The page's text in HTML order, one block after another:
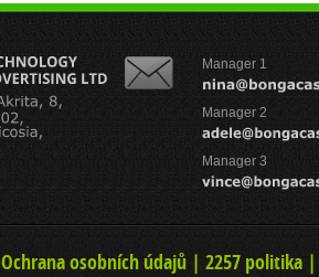
Manager 1
Manager 2
Manager 3
Ochrana osobních údajů | 2257 politika